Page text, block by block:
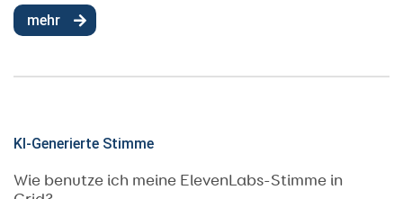
mehr
KI-Generierte Stimme
Wie benutze ich meine ElevenLabs-Stimme in